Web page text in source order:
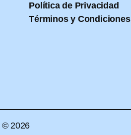
Política de Privacidad
Términos y Condiciones
© 2026